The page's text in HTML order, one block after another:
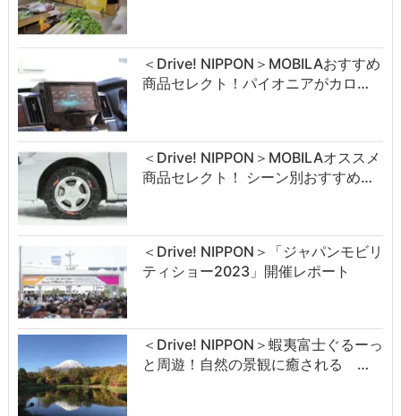
＜Drive! NIPPON＞MOBILAおすすめ
商品セレクト！パイオニアがカロ…
＜Drive! NIPPON＞MOBILAオススメ
商品セレクト！ シーン別おすすめ…
＜Drive! NIPPON＞「ジャパンモビリ
ティショー2023」開催レポート
＜Drive! NIPPON＞蝦夷富士ぐるーっ
と周遊！自然の景観に癒される …